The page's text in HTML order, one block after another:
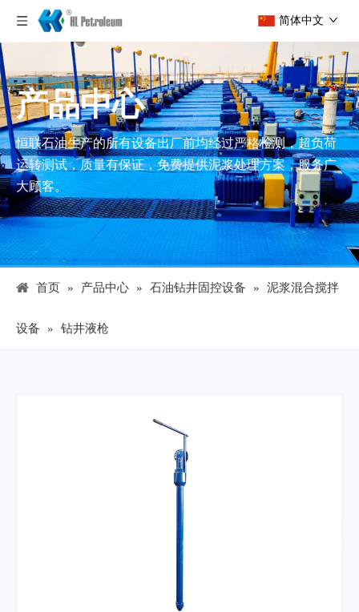
简体中文
产品中心
恒联石油生产的所有设备出厂前均经过严格检测，超负荷
运转测试，质量有保证，免费提供泥浆处理方案，服务广
大顾客。
首页 » 产品中心 » 石油钻井固控设备 » 泥浆混合搅拌
设备 » 钻井液枪